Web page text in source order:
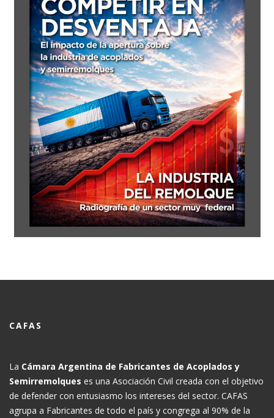
CAFAS
La Cámara Argentina de Fabricantes de Acoplados y
Semirremolques es una Asociación Civil creada con el objetivo
de defender con entusiasmo los intereses del sector. CAFAS
agrupa a Fabricantes de todo el país y congrega al 90% de la